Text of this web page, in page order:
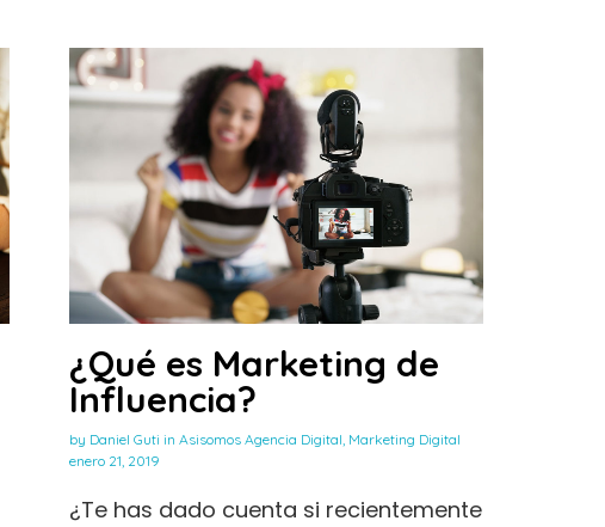
¿Qué es Marketing de
Influencia?
by Daniel Guti in Asisomos Agencia Digital, Marketing Digital
enero 21, 2019
¿Te has dado cuenta si recientemente